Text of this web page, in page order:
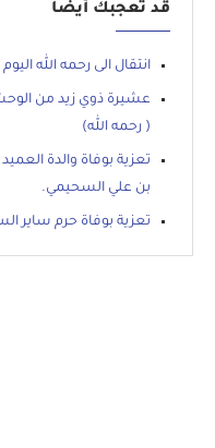
قد تعجبك أيضاً
انتقال الى رحمه الله
عشيرة ذوي زيد من
( رحمه الله)
تعزية بوفاة والدة
بن علي السحيمي.
تعزية بوفاة حرم ساير